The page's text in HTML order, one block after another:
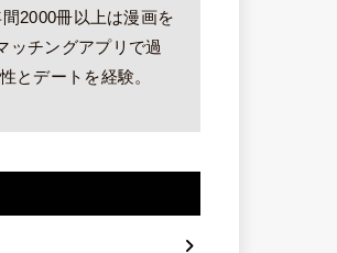
2000冊以上は漫画を
ッチングアプリで過
とデートを経験。